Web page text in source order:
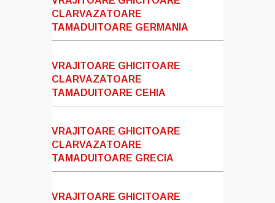
CLARVAZATOARE
TAMADUITOARE GERMANIA
VRAJITOARE GHICITOARE
CLARVAZATOARE
TAMADUITOARE CEHIA
VRAJITOARE GHICITOARE
CLARVAZATOARE
TAMADUITOARE GRECIA
VRAJITOARE GHICITOARE